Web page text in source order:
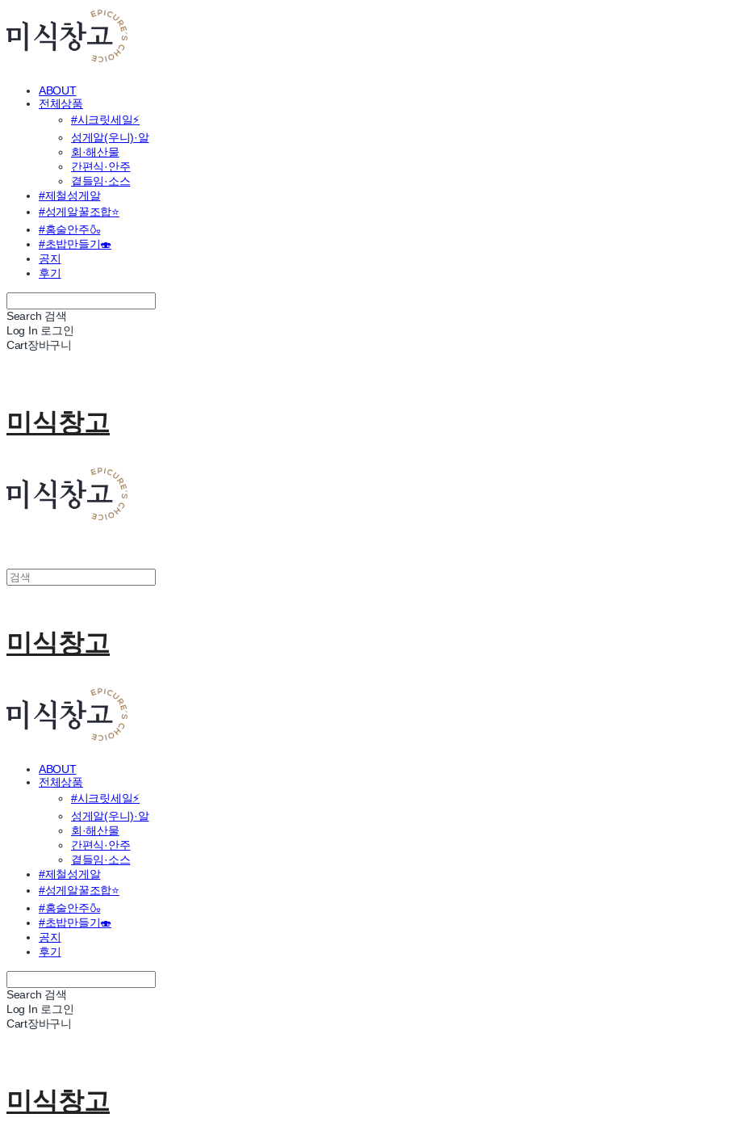
ABOUT
전체상품
#시크릿세일⚡
성게알(우니)·알
회·해산물
간편식·안주
곁들임·소스
#제철성게알
#성게알꿀조합⭐
#홈술안주🍶
#초밥만들기🍣
공지
후기
Search 검색
Log In 로그인
Cart장바구니
미식창고
미식창고
ABOUT
전체상품
#시크릿세일⚡
성게알(우니)·알
회·해산물
간편식·안주
곁들임·소스
#제철성게알
#성게알꿀조합⭐
#홈술안주🍶
#초밥만들기🍣
공지
후기
Search 검색
Log In 로그인
Cart장바구니
미식창고